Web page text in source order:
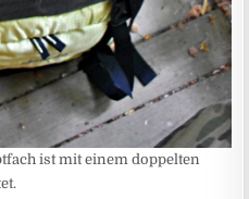
ist mit einem doppelten